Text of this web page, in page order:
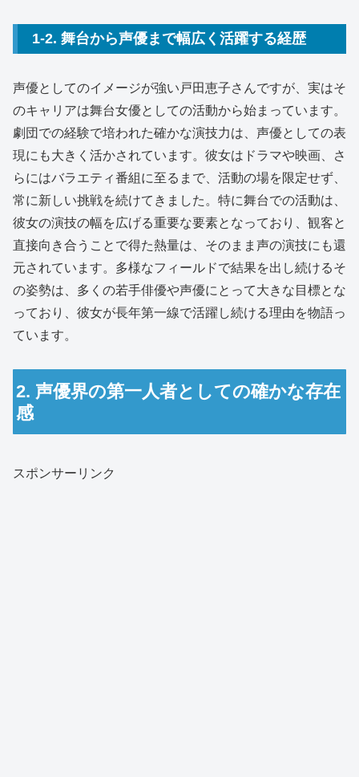
1-2. 舞台から声優まで幅広く活躍する経歴
声優としてのイメージが強い戸田恵子さんですが、実はそ
のキャリアは舞台女優としての活動から始まっています。
劇団での経験で培われた確かな演技力は、声優としての表
現にも大きく活かされています。彼女はドラマや映画、さ
らにはバラエティ番組に至るまで、活動の場を限定せず、
常に新しい挑戦を続けてきました。特に舞台での活動は、
彼女の演技の幅を広げる重要な要素となっており、観客と
直接向き合うことで得た熱量は、そのまま声の演技にも還
元されています。多様なフィールドで結果を出し続けるそ
の姿勢は、多くの若手俳優や声優にとって大きな目標とな
っており、彼女が長年第一線で活躍し続ける理由を物語っ
ています。
2. 声優界の第一人者としての確かな存在
感
スポンサーリンク